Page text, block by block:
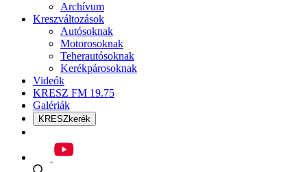
Archívum
Kreszváltozások
Autósoknak
Motorosoknak
Teherautósoknak
Kerékpárosoknak
Videók
KRESZ FM 19.75
Galériák
KRESZkerék